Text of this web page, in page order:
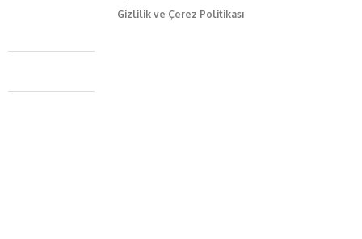
Gizlilik ve Çerez Politikası
Caferağa Mah. Dr. Şakir Paşa Sok. No3/A Kadıköy İstanbul
+90 543 345 46 00